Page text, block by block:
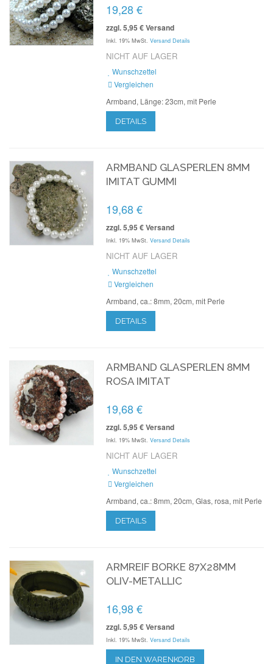
19,28 €
zzgl. 5,95 € Versand
Inkl. 19% MwSt. Versand Details
NICHT AUF LAGER
Wunschzettel
Vergleichen
Armband, Länge: 23cm, mit Perle
DETAILS
ARMBAND GLASPERLEN 8MM
IMITAT GUMMI
19,68 €
zzgl. 5,95 € Versand
Inkl. 19% MwSt. Versand Details
NICHT AUF LAGER
Wunschzettel
Vergleichen
Armband, ca.: 8mm, 20cm, mit Perle
DETAILS
ARMBAND GLASPERLEN 8MM
ROSA IMITAT
19,68 €
zzgl. 5,95 € Versand
Inkl. 19% MwSt. Versand Details
NICHT AUF LAGER
Wunschzettel
Vergleichen
Armband, ca.: 8mm, 20cm, Glas, rosa, mit Perle
DETAILS
ARMREIF BORKE 87X28MM
OLIV-METALLIC
16,98 €
zzgl. 5,95 € Versand
Inkl. 19% MwSt. Versand Details
IN DEN WARENKORB